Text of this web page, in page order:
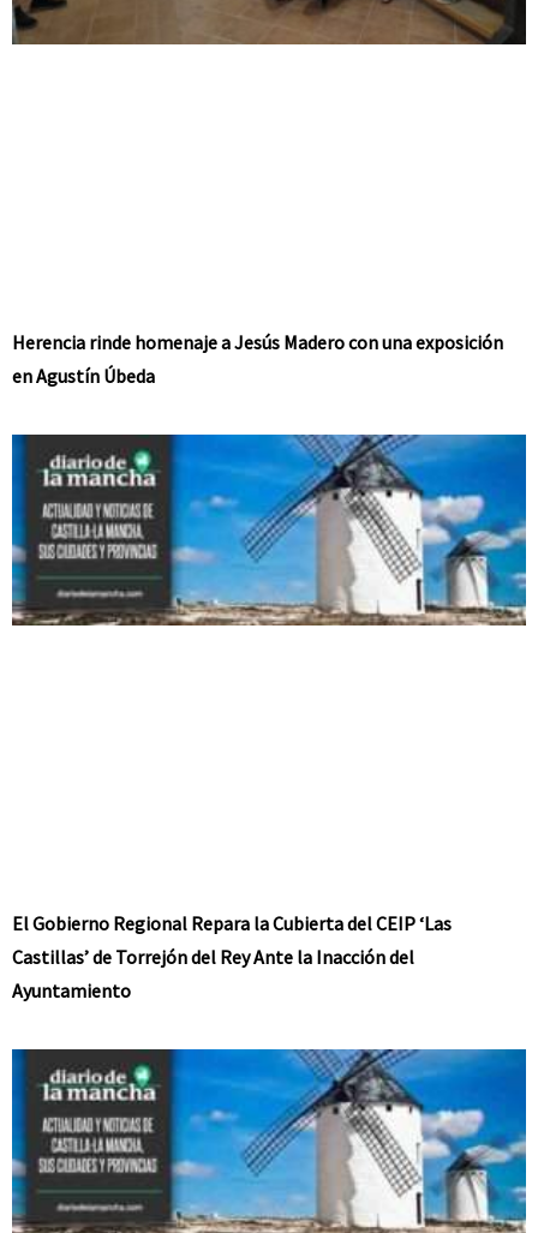
Herencia rinde homenaje a Jesús Madero con una exposición
en Agustín Úbeda
El Gobierno Regional Repara la Cubierta del CEIP ‘Las
Castillas’ de Torrejón del Rey Ante la Inacción del
Ayuntamiento